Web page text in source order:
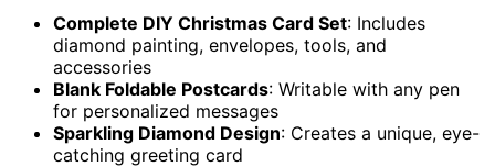
Complete DIY Christmas Card Set: Includes
diamond painting, envelopes, tools, and
accessories
Blank Foldable Postcards: Writable with any pen
for personalized messages
Sparkling Diamond Design: Creates a unique, eye-
catching greeting card